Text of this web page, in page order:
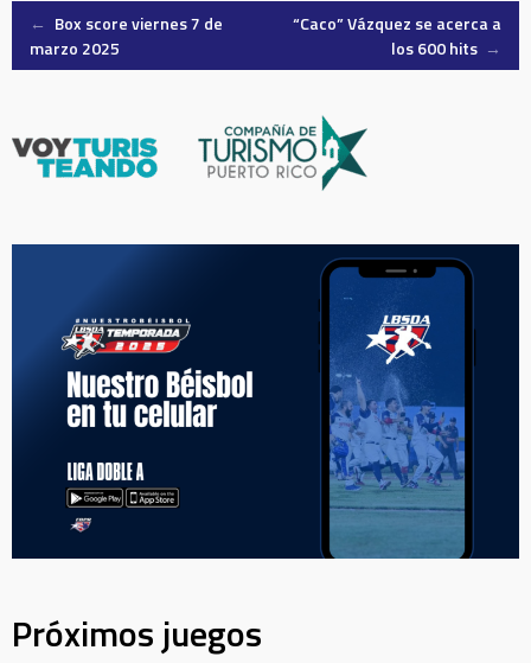
Post
← Box score viernes 7 de
marzo 2025
“Caco” Vázquez se acerca a
los 600 hits →
Próximos juegos